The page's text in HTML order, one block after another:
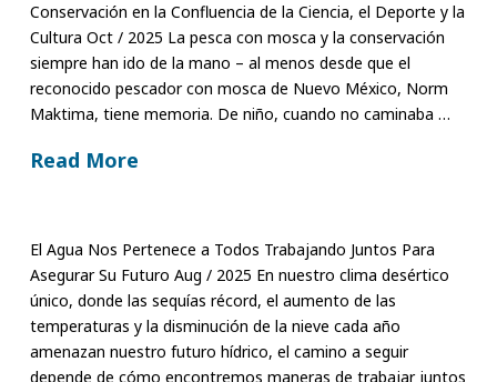
Conservación en la Confluencia de la Ciencia, el Deporte y la
Cultura Oct / 2025 La pesca con mosca y la conservación
siempre han ido de la mano – al menos desde que el
reconocido pescador con mosca de Nuevo México, Norm
Maktima, tiene memoria. De niño, cuando no caminaba …
Read More
El Agua Nos Pertenece a Todos Trabajando Juntos Para
Asegurar Su Futuro Aug / 2025 En nuestro clima desértico
único, donde las sequías récord, el aumento de las
temperaturas y la disminución de la nieve cada año
amenazan nuestro futuro hídrico, el camino a seguir
depende de cómo encontremos maneras de trabajar juntos